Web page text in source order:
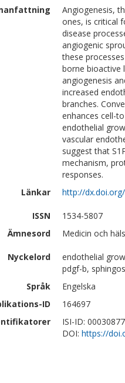
Angiogenesis,
ones, is critical
disease
angiogenic
these
borne bioactive
angiogenesis
increased
branches.
enhances cell-
endothelial
vascular
suggest that
mechanism,
responses.
Länkar
http://
ISSN
1534-5807
Ämnesord
Medicin och
Nyckelord
endothelial
pdgf-b,
Språk
Engelska
ID
164697
ISI-ID:
DOI: https://